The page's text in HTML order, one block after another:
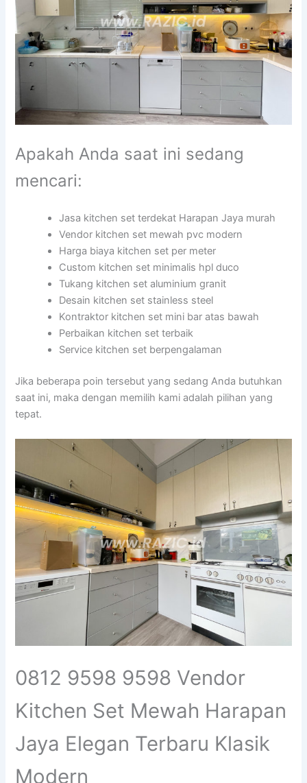
Apakah Anda saat ini sedang
mencari:
Jasa kitchen set terdekat Harapan Jaya murah
Vendor kitchen set mewah pvc modern
Harga biaya kitchen set per meter
Custom kitchen set minimalis hpl duco
Tukang kitchen set aluminium granit
Desain kitchen set stainless steel
Kontraktor kitchen set mini bar atas bawah
Perbaikan kitchen set terbaik
Service kitchen set berpengalaman
Jika beberapa poin tersebut yang sedang Anda butuhkan
saat ini, maka dengan memilih kami adalah pilihan yang
tepat.
0812 9598 9598 Vendor
Kitchen Set Mewah Harapan
Jaya Elegan Terbaru Klasik
Modern